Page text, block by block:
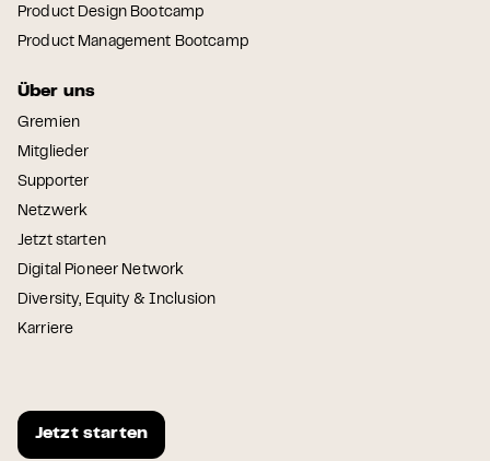
Product Design Bootcamp
Product Management Bootcamp
Über uns
Gremien
Mitglieder
Supporter
Netzwerk
Jetzt starten
Digital Pioneer Network
Diversity, Equity & Inclusion
Karriere
Jetzt starten